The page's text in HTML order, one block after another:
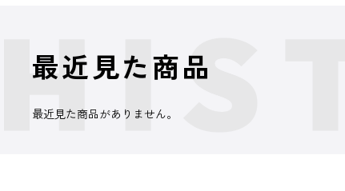
最近見た商品
最近見た商品がありません。